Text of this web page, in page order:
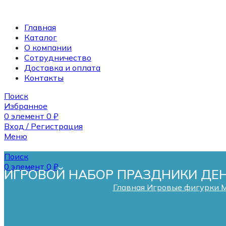
Главная
Каталог
О компании
Сотрудничество
Доставка и оплата
Контакты
Поиск
Избранное
0 элемент 0 ₽
Вход / Регистрация
Меню
Поиск
0 элемент 0 ₽
ИГРОВОЙ НАБОР ПРАЗДНИКИ
Главная Игровые фигурки